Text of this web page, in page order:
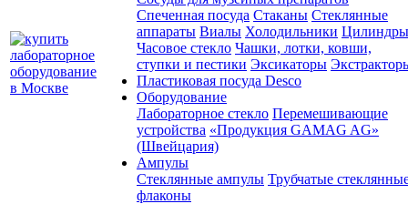
Спеченная посуда Стаканы Стеклянные
аппараты Виалы Холодильники Цилиндры
Часовое стекло Чашки, лотки, ковши,
ступки и пестики Эксикаторы
Пластиковая посуда Desco
Оборудование
Лабораторное стекло Перемешивающие
устройства «Продукция GAMAG AG»
(Швейцария)
Ампулы
Стеклянные ампулы Трубчатые
флаконы